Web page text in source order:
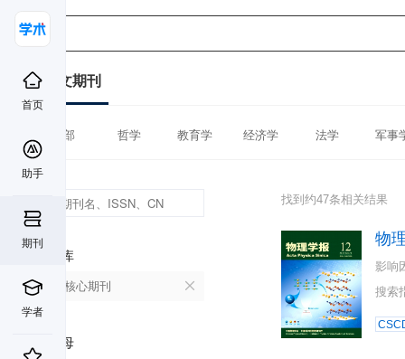
首页
助手
期刊
学者
中文期刊
全部 哲学 教育学 经济学 法学 军事
数据库
北大核心期刊
首字母
找到约47条相关结果
物
影响
搜索